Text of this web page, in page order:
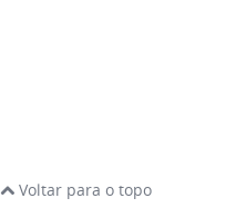
Voltar para o topo